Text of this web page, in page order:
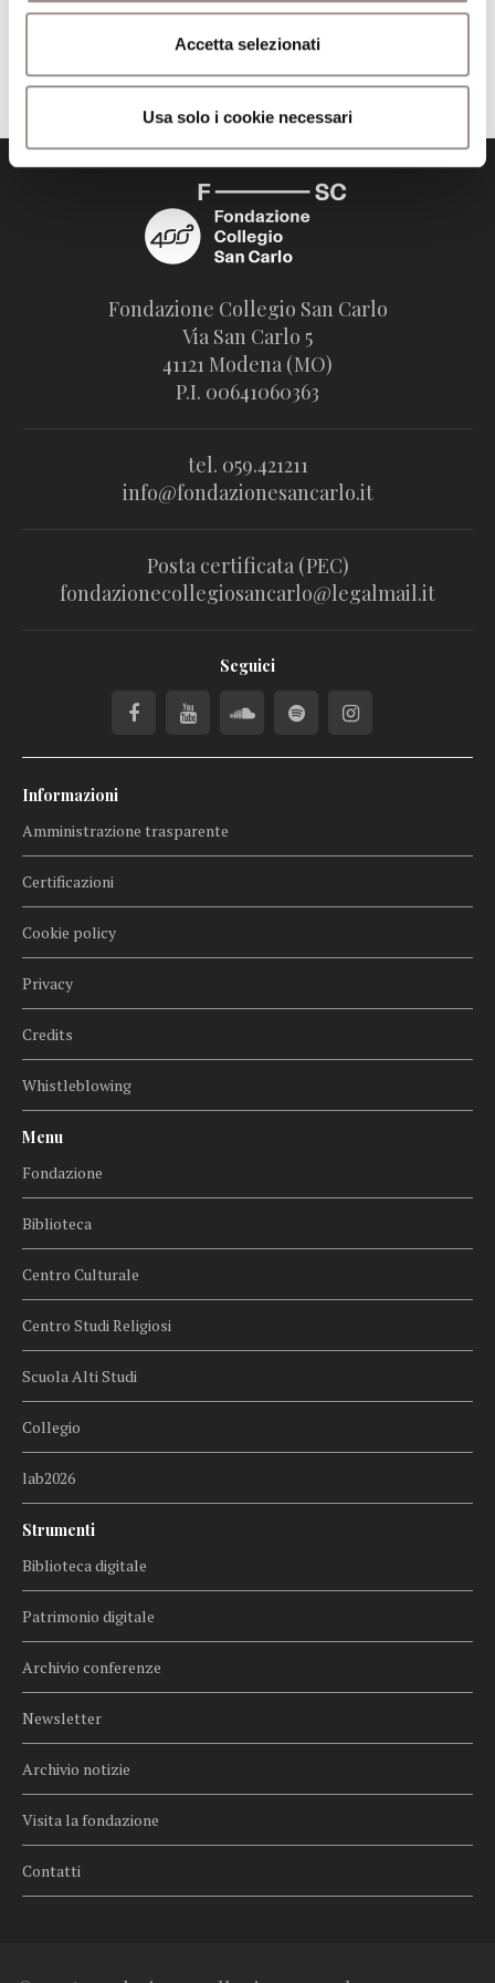
Accetta selezionati
Usa solo i cookie necessari
Trova il volume alla Biblioteca San Carlo
Fondazione Collegio San Carlo
Via San Carlo 5
41121 Modena (MO)
P.I. 00641060363
tel. 059.421211
info@fondazionesancarlo.it
Posta certificata (PEC)
fondazionecollegiosancarlo@legalmail.it
Seguici
Informazioni
Amministrazione trasparente
Certificazioni
Cookie policy
Privacy
Credits
Whistleblowing
Menu
Fondazione
Biblioteca
Centro Culturale
Centro Studi Religiosi
Scuola Alti Studi
Collegio
lab2026
Strumenti
Biblioteca digitale
Patrimonio digitale
Archivio conferenze
Newsletter
Archivio notizie
Visita la fondazione
Contatti